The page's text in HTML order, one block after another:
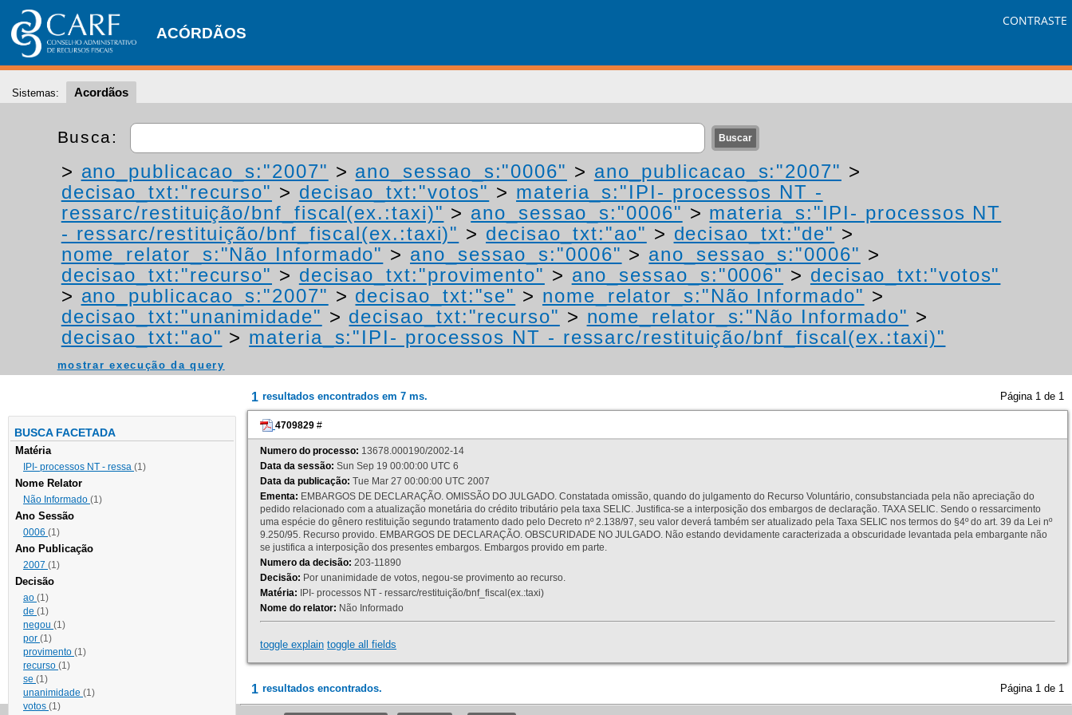
ACÓRDÃOS
CONTRASTE
Sistemas: Acordãos
Busca:
> ano_publicacao_s:"2007" > ano_sessao_s:"0006" > ano_publicacao_s:"2007" >
decisao_txt:"recurso" > decisao_txt:"votos" > materia_s:"IPI- processos NT -
ressarc/restituição/bnf_fiscal(ex.:taxi)" > ano_sessao_s:"0006" > materia_s:"IPI- processos NT
- ressarc/restituição/bnf_fiscal(ex.:taxi)" > decisao_txt:"ao" > decisao_txt:"de" >
nome_relator_s:"Não Informado" > ano_sessao_s:"0006" > ano_sessao_s:"0006" >
decisao_txt:"recurso" > decisao_txt:"provimento" > ano_sessao_s:"0006" > decisao_txt:"votos"
> ano_publicacao_s:"2007" > decisao_txt:"se" > nome_relator_s:"Não Informado" >
decisao_txt:"unanimidade" > decisao_txt:"recurso" > nome_relator_s:"Não Informado" >
decisao_txt:"ao" > materia_s:"IPI- processos NT - ressarc/restituição/bnf_fiscal(ex.:taxi)"
mostrar execução da query
BUSCA FACETADA
Matéria
IPI- processos NT - ressa (1)
Nome Relator
Não Informado (1)
Ano Sessão
0006 (1)
Ano Publicação
2007 (1)
Decisão
ao (1)
de (1)
negou (1)
por (1)
provimento (1)
recurso (1)
se (1)
unanimidade (1)
votos (1)
1 resultados encontrados em 7 ms. Página 1 de 1
4709829 #
Numero do processo: 13678.000190/2002-14
Data da sessão: Sun Sep 19 00:00:00 UTC 6
Data da publicação: Tue Mar 27 00:00:00 UTC 2007
Ementa: EMBARGOS DE DECLARAÇÃO. OMISSÃO DO JULGADO. Constatada omissão, quando do julgamento do Recurso Voluntário, consubstanciada pela não apreciação do
pedido relacionado com a atualização monetária do crédito tributário pela taxa SELIC. Justifica-se a interposição dos embargos de declaração. TAXA SELIC. Sendo o ressarcimento
uma espécie do gênero restituição segundo tratamento dado pelo Decreto nº 2.138/97, seu valor deverá também ser atualizado pela Taxa SELIC nos termos do §4º do art. 39 da Lei nº
9.250/95. Recurso provido. EMBARGOS DE DECLARAÇÃO. OBSCURIDADE NO JULGADO. Não estando devidamente caracterizada a obscuridade levantada pela embargante não
se justifica a interposição dos presentes embargos. Embargos provido em parte.
Numero da decisão: 203-11890
Decisão: Por unanimidade de votos, negou-se provimento ao recurso.
Matéria: IPI- processos NT - ressarc/restituição/bnf_fiscal(ex.:taxi)
Nome do relator: Não Informado
toggle explain toggle all fields
1 resultados encontrados. Página 1 de 1